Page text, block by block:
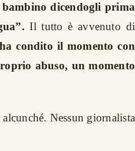
dicendogli prima
Il tutto è avvenuto di
condito il momento con
abuso, un momento
alcunché. Nessun giornalista